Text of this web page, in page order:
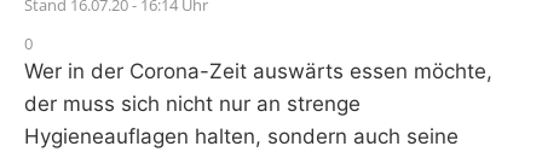
Stand 16.07.20 - 16:14 Uhr
0
Wer in der Corona-Zeit auswärts essen möchte,
der muss sich nicht nur an strenge
Hygieneauflagen halten, sondern auch seine